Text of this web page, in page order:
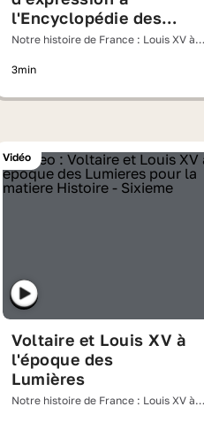
l'Encyclopédie des
Lumières
Notre histoire de France : Louis XV à
3min
Vidéo
Voltaire et Louis XV à
l'époque des
Lumières
Notre histoire de France : Louis XV à